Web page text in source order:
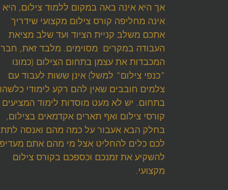
אך היא אינה באה במקום ללמוד צילום, היא
אינה מחליפה קורס צילום מקצועי שידריך
אתכם משלב קניית הציוד ועד שלב מציאת
העבודה במקרים  מסוימים. מלבד זאת,
המכבדות את עצמן בתחום הצילום (כמונו
"כנפי צילום" למשל) אינן ששות לעבוד עם
צלמים חובבים שאין להם רקע לימודי כלשהו
בתחום. יש לא מעט מוסדות לימוד המציעים
קורסי צילום ואף תארים אקדמאים בצילום,
בחלק הבא אעבור על כמה מהם ואנסה לתת
לכם כלים להחליט אצל מי מהם אתם
להשקיע את זמנכם וכספכם בקורס צילום
מקצועי.